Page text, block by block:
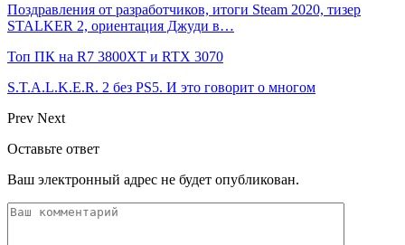
Поздравления от разработчиков, итоги Steam 2020, тизер
STALKER 2, ориентация Джуди в…
Топ ПК на R7 3800XT и RTX 3070
S.T.A.L.K.E.R. 2 без PS5. И это говорит о многом
Prev Next
Оставьте ответ
Ваш электронный адрес не будет опубликован.